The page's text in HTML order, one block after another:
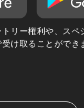
リー権利や、スペ
け取ることができ